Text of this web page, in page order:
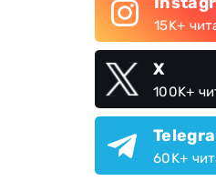
15K+
X
100K+
60K+